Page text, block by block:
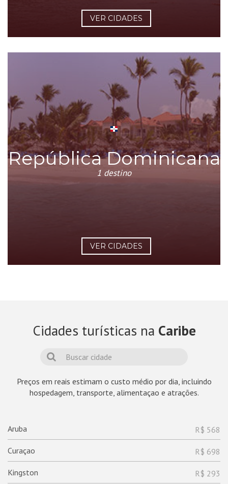
VER CIDADES
República Dominicana
1 destino
VER CIDADES
Cidades turísticas na Caribe
Preços em reais estimam o custo médio por dia, incluindo
hospedagem, transporte, alimentaçao e atrações.
R$ 568
Aruba
R$ 698
Curaçao
R$ 293
Kingston